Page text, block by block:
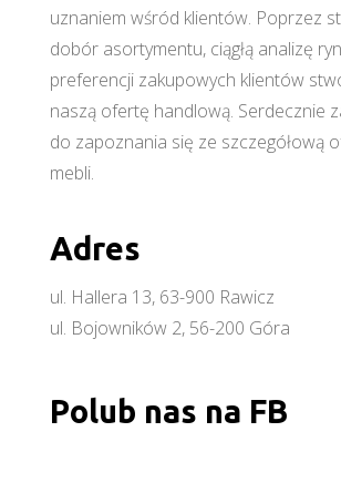
uznaniem wśród klientów. Poprzez
dobór asortymentu, ciągłą analizę
preferencji zakupowych klientów
naszą ofertę handlową. Serdecznie
do zapoznania się ze szczegółową
mebli.
Adres
ul. Hallera 13, 63-900 Rawicz
ul. Bojowników 2, 56-200 Góra
Polub nas na FB